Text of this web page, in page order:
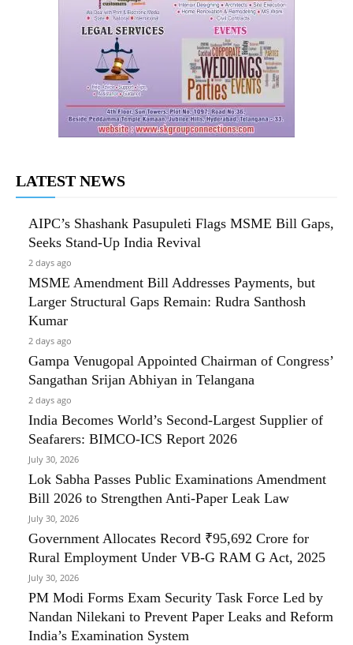
LATEST NEWS
AIPC’s Shashank Pasupuleti Flags MSME Bill Gaps,
Seeks Stand-Up India Revival
2 days ago
MSME Amendment Bill Addresses Payments, but
Larger Structural Gaps Remain: Rudra Santhosh
Kumar
2 days ago
Gampa Venugopal Appointed Chairman of Congress’
Sangathan Srijan Abhiyan in Telangana
2 days ago
India Becomes World’s Second-Largest Supplier of
Seafarers: BIMCO-ICS Report 2026
July 30, 2026
Lok Sabha Passes Public Examinations Amendment
Bill 2026 to Strengthen Anti-Paper Leak Law
July 30, 2026
Government Allocates Record ₹95,692 Crore for
Rural Employment Under VB-G RAM G Act, 2025
July 30, 2026
PM Modi Forms Exam Security Task Force Led by
Nandan Nilekani to Prevent Paper Leaks and Reform
India’s Examination System